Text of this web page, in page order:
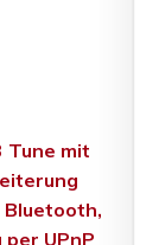
Tune mit
Bluetooth,
UPnP